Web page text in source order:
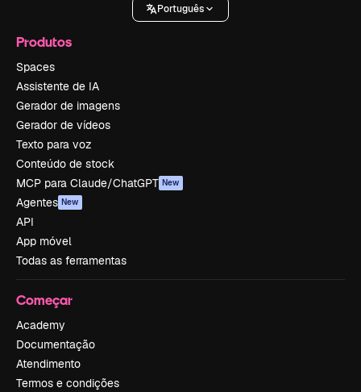
Português
Produtos
Spaces
Assistente de IA
Gerador de imagens
Gerador de vídeos
Texto para voz
Conteúdo de stock
MCP para Claude/ChatGPT New
Agentes New
API
App móvel
Todas as ferramentas
Começar
Academy
Documentação
Atendimento
Termos e condições